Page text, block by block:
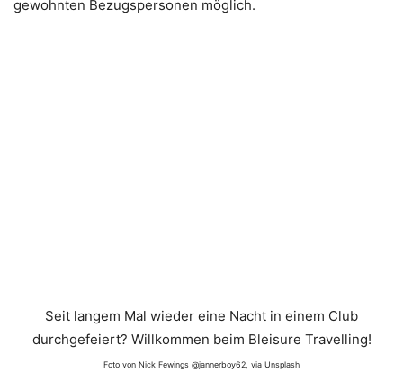
gewohnten Bezugspersonen möglich.
Seit langem Mal wieder eine Nacht in einem Club
durchgefeiert? Willkommen beim Bleisure Travelling!
Foto von Nick Fewings @jannerboy62, via Unsplash